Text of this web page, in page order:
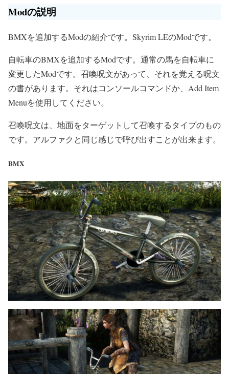
Modの説明
BMXを追加するModの紹介です。Skyrim LEのModです。
自転車のBMXを追加するModです。通常の馬を自転車に
変更したModです。召喚呪文があって、それを覚える呪文
の書があります。それはコンソールコマンドか、Add Item
Menuを使用してください。
召喚呪文は、地面をターゲットして召喚するタイプのもの
です。アルファクと同じ感じで呼び出すことが出来ます。
BMX